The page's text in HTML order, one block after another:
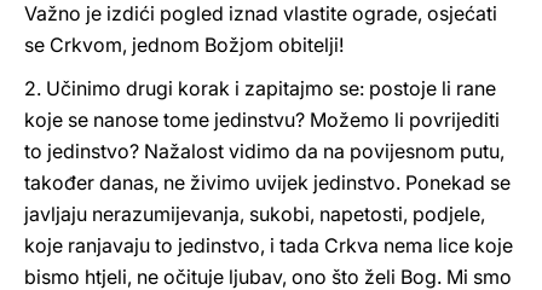
Važno je izdići pogled iznad vlastite ograde, osjećati
se Crkvom, jednom Božjom obitelji!
2. Učinimo drugi korak i zapitajmo se: postoje li rane
koje se nanose tome jedinstvu? Možemo li povrijediti
to jedinstvo? Nažalost vidimo da na povijesnom putu,
također danas, ne živimo uvijek jedinstvo. Ponekad se
javljaju nerazumijevanja, sukobi, napetosti, podjele,
koje ranjavaju to jedinstvo, i tada Crkva nema lice koje
bismo htjeli, ne očituje ljubav, ono što želi Bog. Mi smo